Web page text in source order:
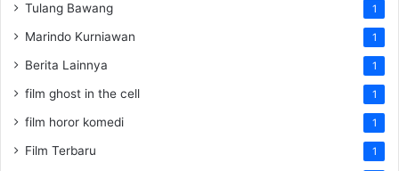
Tulang Bawang 1
Marindo Kurniawan 1
Berita Lainnya 1
film ghost in the cell 1
film horor komedi 1
Film Terbaru 1